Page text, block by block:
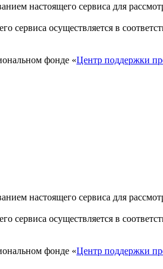
настоящего сервиса для
осуществляется в
фонде «Центр поддержки
настоящего сервиса для
осуществляется в
фонде «Центр поддержки